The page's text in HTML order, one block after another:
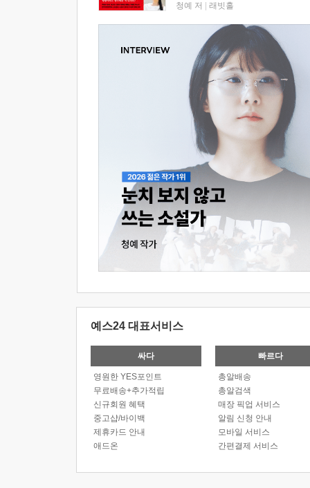
청예 저 래빗홀
예스24 대표서비스
싸다
영원한 YES포인트
무료배송+추가적립
신규회원 혜택
중고샵/바이백
제휴카드 안내
애드온
빠르다
총알배송
총알검색
매장 픽업 서비스
알림 신청 안내
모바일 서비스
간편결제 서비스